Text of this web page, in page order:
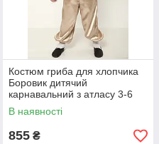
Костюм гриба для хлопчика
Боровик дитячий
карнавальний з атласу 3-6
років №3
В наявності
855 ₴